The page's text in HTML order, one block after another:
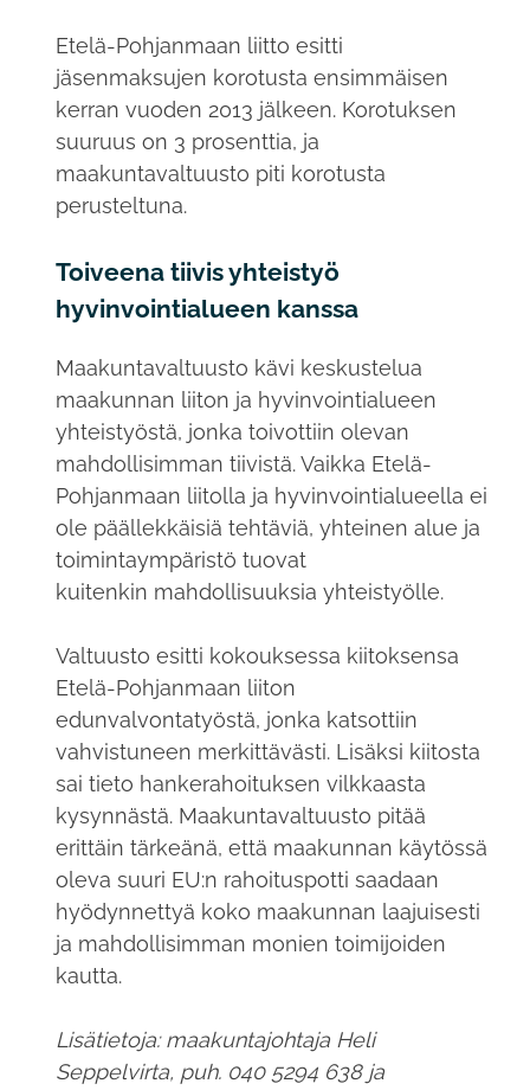
Etelä-Pohjanmaan liitto esitti
jäsenmaksujen korotusta ensimmäisen
kerran vuoden 2013 jälkeen. Korotuksen
suuruus on 3 prosenttia, ja
maakuntavaltuusto piti korotusta
perusteltuna.
Toiveena tiivis yhteistyö
hyvinvointialueen kanssa
Maakuntavaltuusto kävi keskustelua
maakunnan liiton ja hyvinvointialueen
yhteistyöstä, jonka toivottiin olevan
mahdollisimman tiivistä. Vaikka Etelä-
Pohjanmaan liitolla ja hyvinvointialueella ei
ole päällekkäisiä tehtäviä, yhteinen alue ja
toimintaympäristö tuovat
kuitenkin mahdollisuuksia yhteistyölle.
Valtuusto esitti kokouksessa kiitoksensa
Etelä-Pohjanmaan liiton
edunvalvontatyöstä, jonka katsottiin
vahvistuneen merkittävästi. Lisäksi kiitosta
sai tieto hankerahoituksen vilkkaasta
kysynnästä. Maakuntavaltuusto pitää
erittäin tärkeänä, että maakunnan käytössä
oleva suuri EU:n rahoituspotti saadaan
hyödynnettyä koko maakunnan laajuisesti
ja mahdollisimman monien toimijoiden
kautta.
Lisätietoja: maakuntajohtaja Heli
Seppelvirta, puh. 040 5294 638 ja